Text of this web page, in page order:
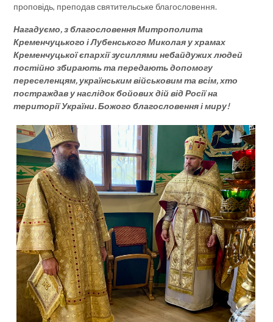
проповідь, преподав святительське благословення.
Нагадуємо, з благословення Митрополита
Кременчуцького і Лубенського Миколая у храмах
Кременчуцької єпархії зусиллями небайдужих людей
постійно збирають та передають допомогу
переселенцям, українським військовим та всім, хто
постраждав у наслідок бойових дій від Росії на
території України. Божого благословення і миру!